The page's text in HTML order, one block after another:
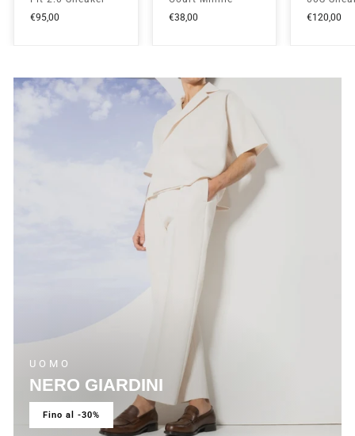
Bassa Uomo -
€95,00
Sneaker Con
€38,00
Bassa
€120,00
UOMO
NERO GIARDINI
fino al -30%